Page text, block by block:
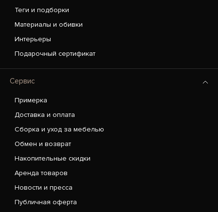
Теги и подборки
Материалы и обивки
Интерьеры
Подарочный сертификат
Сервис
Примерка
Доставка и оплата
Сборка и уход за мебелью
Обмен и возврат
Накопительные скидки
Аренда товаров
Новости и пресса
Публичная оферта